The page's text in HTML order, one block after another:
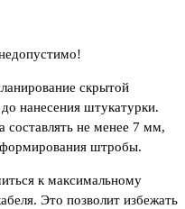
скрытой
нанесения штукатурки.
составлять не менее 7 мм,
формирования штробы.
к максимальному
Это позволит избежать